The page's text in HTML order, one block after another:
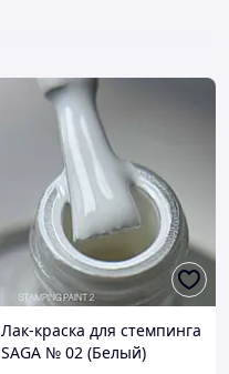
Лак-краска для стемпинга
SAGA № 02 (Белый)